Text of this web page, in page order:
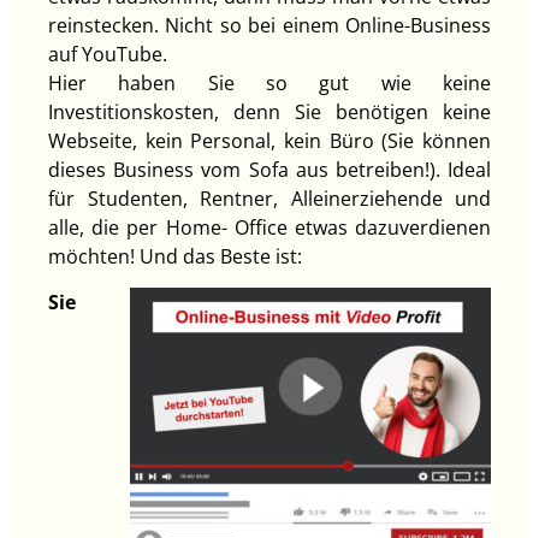
reinstecken. Nicht so bei einem Online-Business
auf YouTube.
Hier haben Sie so gut wie keine
Investitionskosten, denn Sie benötigen keine
Webseite, kein Personal, kein Büro (Sie können
dieses Business vom Sofa aus betreiben!). Ideal
für Studenten, Rentner, Alleinerziehende und
alle, die per Home- Office etwas dazuverdienen
möchten! Und das Beste ist:
Sie